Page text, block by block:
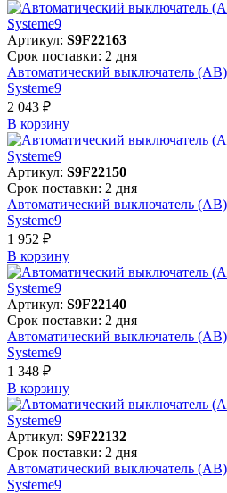
Артикул: S9F22163
Срок поставки: 2 дня
Автоматический выключатель
Systeme9
2 043 ₽
В корзинy
Артикул: S9F22150
Срок поставки: 2 дня
Автоматический выключатель
Systeme9
1 952 ₽
В корзинy
Артикул: S9F22140
Срок поставки: 2 дня
Автоматический выключатель
Systeme9
1 348 ₽
В корзинy
Артикул: S9F22132
Срок поставки: 2 дня
Автоматический выключатель
Systeme9